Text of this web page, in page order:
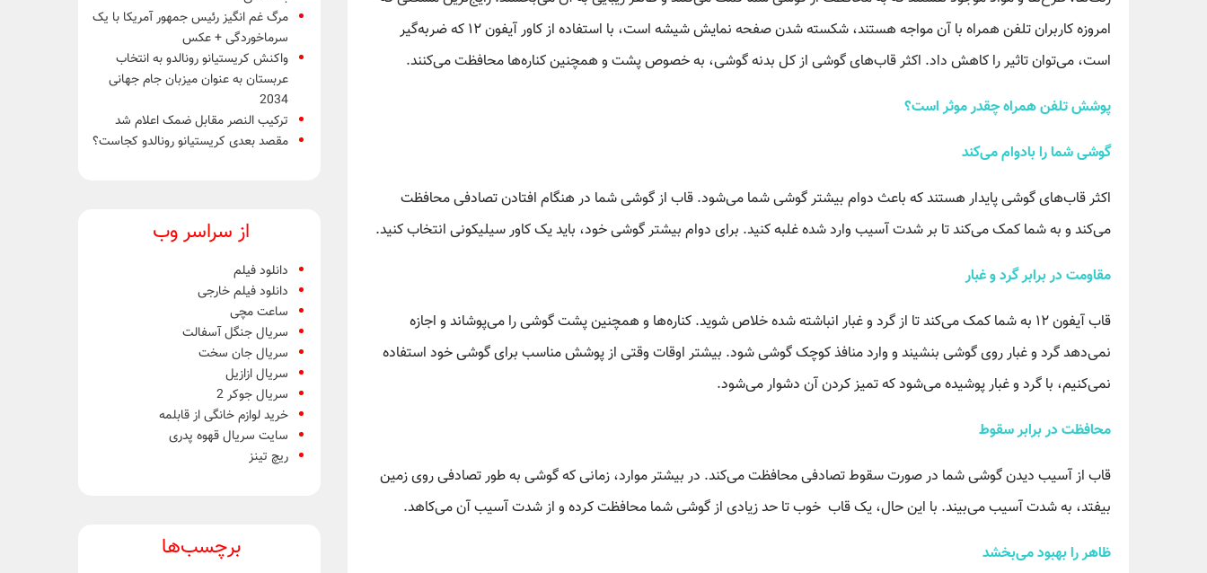
امروزه کاربران تلفن همراه با آن مواجه هستند، شکسته شدن صفحه نمایش شیشه است، با استفاده از کاور آیفون ۱۲ که ضربه‌گیر
است، می‌توان تاثیر را کاهش داد. اکثر قاب‌های گوشی از کل بدنه گوشی، به خصوص پشت و همچنین کناره‌ها محافظت می‌کنند.
پوشش تلفن همراه چقدر موثر است؟
گوشی شما را بادوام می‌کند
اکثر قاب‌های گوشی پایدار هستند که باعث دوام بیشتر گوشی شما می‌شود. قاب از گوشی شما در هنگام افتادن تصادفی محافظت
می‌کند و به شما کمک می‌کند تا بر شدت آسیب وارد شده غلبه کنید. برای دوام بیشتر گوشی خود، باید یک کاور سیلیکونی انتخاب کنید.
مقاومت در برابر گرد و غبار
قاب آیفون ۱۲ به شما کمک می‌کند تا از گرد و غبار انباشته شده خلاص شوید. کناره‌ها و همچنین پشت گوشی را می‌پوشاند و اجازه
نمی‌دهد گرد و غبار روی گوشی بنشیند و وارد منافذ کوچک گوشی شود. بیشتر اوقات وقتی از پوشش مناسب برای گوشی خود استفاده
نمی‌کنیم، با گرد و غبار پوشیده می‌شود که تمیز کردن آن دشوار می‌شود.
محافظت در برابر سقوط
قاب از آسیب دیدن گوشی شما در صورت سقوط تصادفی محافظت می‌کند. در بیشتر موارد، زمانی که گوشی به طور تصادفی روی زمین
بیفتد، به شدت آسیب می‌بیند. با این حال، یک قاب خوب تا حد زیادی از گوشی شما محافظت کرده و از شدت آسیب آن می‌کاهد.
ظاهر را بهبود می‌بخشد
مرگ غم انگیز رئیس جمهور آمریکا با یک
سرماخوردگی + عکس
واکنش کریستیانو رونالدو به انتخاب
عربستان به عنوان میزبان جام جهانی
2034
ترکیب النصر مقابل ضمک اعلام شد
مقصد بعدی کریستیانو رونالدو کجاست؟
از سراسر وب
دانلود فیلم
دانلود فیلم خارجی
ساعت مچی
سریال جنگل آسفالت
سریال جان سخت
سریال ازازیل
سریال جوکر 2
خرید لوازم خانگی از قابلمه
سایت سریال قهوه پدری
ریچ تینز
برچسب‌ها